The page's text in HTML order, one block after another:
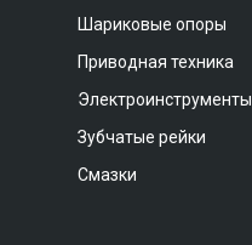
Шариковые опоры
Приводная техника
Электроинструменты
Зубчатые рейки
Смазки